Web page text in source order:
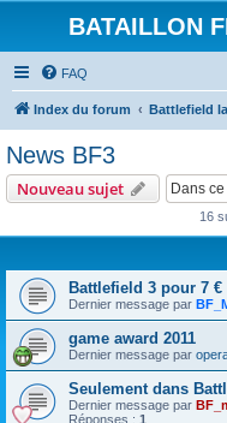
BATAILLON
FAQ
Index du forum Battlefield
News BF3
Nouveau sujet
16
Battlefield 3 pour 7 €
Dernier message par
game award 2011
Dernier message par
Seulement dans
Dernier message par
Réponses : 1